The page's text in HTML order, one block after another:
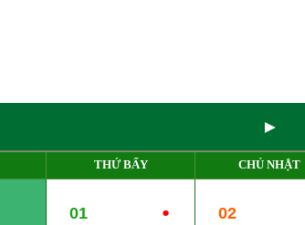
►
THỨ BẨY CHỦ NHẬT
●
01 02